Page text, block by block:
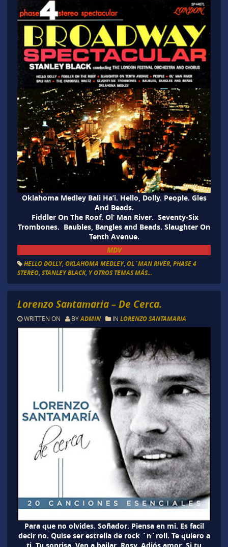
Oklahoma Medley Bali Ha’i. Hello, Dolly. People. Gles
And Beads.
Fiddler On The Roof. Ol’ Man River. Seventy-Six
Trombones. Baubles, Bangles and Beads. Slaughter On
Tenth Avenue.
MDV
HELLO DOLLY, OKLAHOMA MEDLEY, OL´MAN RIVER, PHASE 4
STEREO, STANLEY BLACK, Y OTROS TEMAS MÁS...
Lorenzo Santamaria – De Cerca.
WRITTEN ON BYADMIN IN LORENZO SANTAMARIA
Para que no olvides. Soñador. Piensa en mi. Es facil
decir no. Quise ser estrella de rock ´n´roll. Te quiero a
ti. Tu sonrisa. Ven a bailar. Rosy. Adiós amor. Si tu